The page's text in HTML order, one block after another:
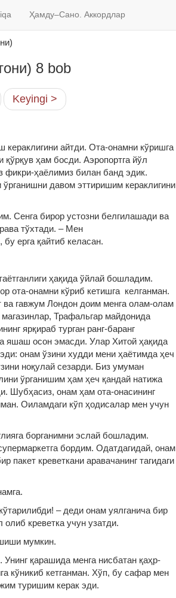
Ҳамду–Сано. Аккордлар
8 bob
Keyingi >
кераклигини айтди. Ота-онамни кўришга
ҳам босди. Аэропортга йўл
фикри-ҳаёлимиз билан банд эдик.
давом эттиришим кераклигини
Сенга бирор устозни белгилашади ва
тўхтади. – Мен
ерга қайтиб келасан.
ҳақида ўйлай бошладим.
ота-онамни кўриб кетишга келганман.
ва гавжум Лондон доим менга олам-олам
Трафальгар майдонида
ярқираб турган ранг-баранг
яшаш осон эмасди. Улар Хитой ҳақида
онам ўзини худди мени ҳаётимда ҳеч
ноқулай сезарди. Биз умуман
ўрганишим ҳам ҳеч қандай натижа
Шубҳасиз, онам ҳам ота-онасининг
Оиламдаги кўп ҳодисалар мен учун
борганимни эслай бошладим.
бордим. Одатдагидай, онам
пакет креветкани аравачанинг тагидаги
– деди онам уялганича бир
креветка учун узатди.
мумкин.
қарашида менга нисбатан қаҳр-
кўникиб кетганман. Хўп, бу сафар мен
туришим керак эди.